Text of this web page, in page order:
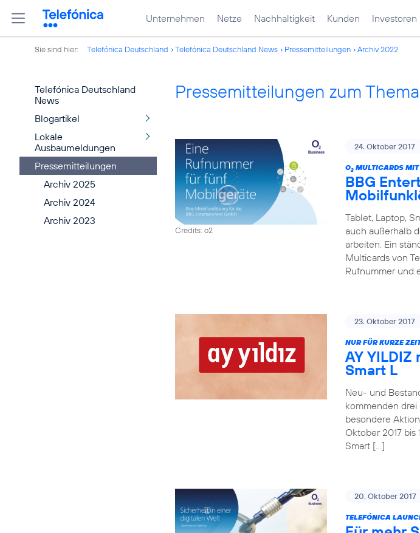
Unternehmen Netze Nachhaltigkeit Kunden Investoren
Sie sind hier: Telefónica Deutschland Telefónica Deutschland News Pressemitteilungen Archiv 2022
Telefónica Deutschland
News
Blogartikel
Lokale
Ausbaumeldungen
Pressemitteilungen
Archiv 2025
Archiv 2024
Archiv 2023
Pressemitteilungen zum
Credits: o2
24. Oktober 2017
O2 MULTICARDS
BBG
Tablet, Laptop,
auch außerhalb
arbeiten. Ein
Multicards von
Rufnummer und
23. Oktober 2017
NUR FÜR KURZE
AY
Smart L
Neu- und
kommenden drei
besondere
Oktober 2017
Smart […]
20. Oktober 2017
TELEFÓNICA